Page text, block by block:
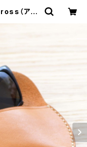
（アク